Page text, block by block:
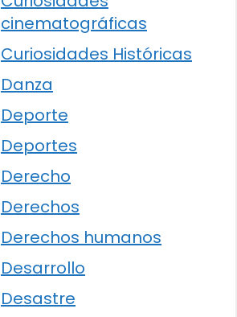
cinematográficas
Curiosidades Históricas
Danza
Deporte
Deportes
Derecho
Derechos
Derechos humanos
Desarrollo
Desastre